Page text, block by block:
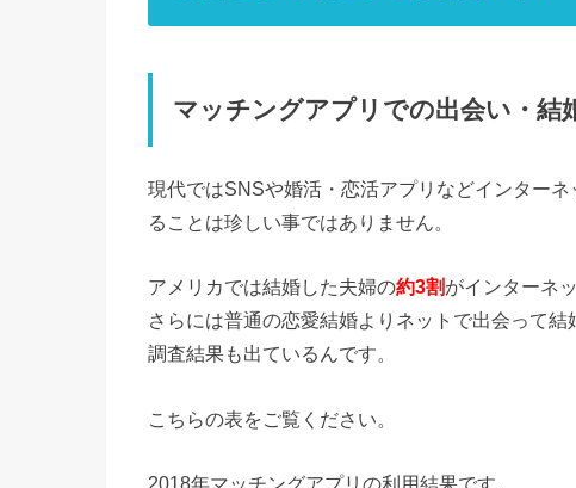
マッチングアプリでの出会い・結
現代ではSNSや婚活・恋活アプリなどインター
ることは珍しい事ではありません。
アメリカでは結婚した夫婦の約3割がインターネ
さらには普通の恋愛結婚よりネットで出会って結
調査結果も出ているんです。
こちらの表をご覧ください。
2018年マッチングアプリの利用結果です。